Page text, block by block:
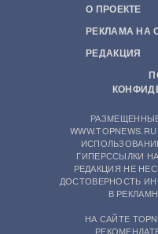
О ПРОЕКТЕ
РЕКЛАМА НА
РЕДАКЦИЯ
ГИПЕРССЫЛКИ НА
РЕДАКЦИЯ НЕ
ДОСТОВЕРНОСТЬ
В
НА САЙТЕ